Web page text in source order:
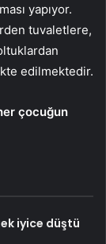
yapıyor.
tuvaletlere,
edilmektedir.
çocuğun
iyice düştü